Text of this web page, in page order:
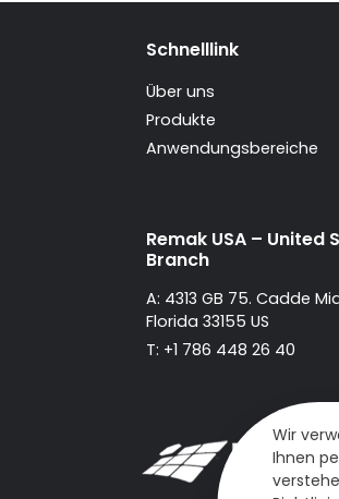
Wir
Ihnen
Schnelllink
Über uns
Produkte
Anwendungsbereiche
Remak USA – United
Branch
A: 4313 GB 75. Cadde
Florida 33155 US
T: +1 786 448 26 40